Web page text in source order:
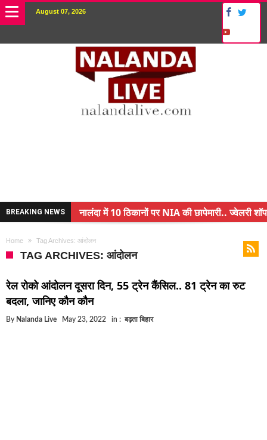
August 07, 2026
BREAKING NEWS
नालंदा में 10 ठिकानों पर NIA की छापेमारी.. ज्वेलरी शॉप
अंचल पदाधिकारी (CO) बर्खास्त.. फर्जीवाड़ा कर पाई थी
बिहार में एक और सिक्स लेन की मंजूरी.. जानिए किन-किन
क्रिकेटर ईशान किशन की शादी फिक्स, गर्लफ्रेंड से होगी
Home Tag Archives: आंदोलन
TAG ARCHIVES: आंदोलन
रेल रोको आंदोलन दूसरा दिन, 55 ट्रेन कैंसिल.. 81 ट्रेन का रुट
बदला, जानिए कौन कौन
By Nalanda Live May 23, 2022 in : बढ़ता बिहार